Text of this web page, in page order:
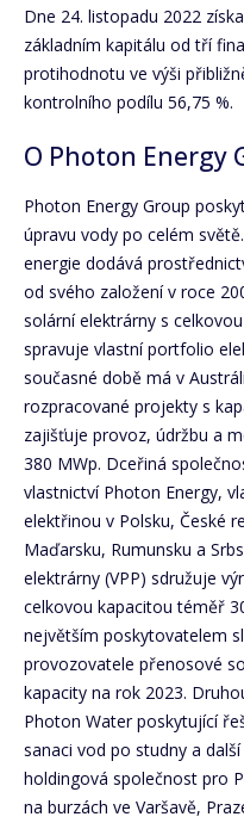
Dne 24. listopadu 2022
základním kapitálu od tří
protihodnotu ve výši
kontrolního podílu 56,75 %.
O Photon Energy
Photon Energy Group
úpravu vody po celém
energie dodává
od svého založení v roce
solární elektrárny s
spravuje vlastní portfolio
současné době má v
rozpracované projekty s
zajišťuje provoz, údržbu a
380 MWp. Dceřiná
vlastnictví Photon Energy,
elektřinou v Polsku, České
Maďarsku, Rumunsku a
elektrárny (VPP) sdružuje
celkovou kapacitou téměř
největším poskytovatelem
provozovatele přenosové
kapacity na rok 2023.
Photon Water poskytující
sanaci vod po studny a
holdingová společnost pro
na burzách ve Varšavě,